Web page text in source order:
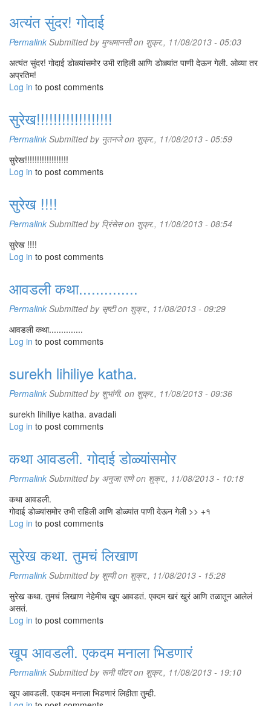
अत्यंत सुंदर! गोदाई
Permalink Submitted by मुग्धमानसीon शुक्र., 11/08/2013 - 05:03
अत्यंत सुंदर! गोदाई डोळ्यांसमोर उभी राहिली आणि डोळ्यांत पाणी देऊन गेली. ओव्या तर
अप्रतिम!
Log in to post comments
सुरेख!!!!!!!!!!!!!!!!!!
Permalink Submitted by नुतनजेon शुक्र., 11/08/2013 - 05:59
सुरेख!!!!!!!!!!!!!!!!!!
Log in to post comments
सुरेख !!!!
Permalink Submitted by प्रिंसेसon शुक्र., 11/08/2013 - 08:54
सुरेख !!!!
Log in to post comments
आवडली कथा..............
Permalink Submitted by सृष्टीon शुक्र., 11/08/2013 - 09:29
आवडली कथा..............
Log in to post comments
surekh lihiliye katha.
Permalink Submitted by शुभांगी. on शुक्र., 11/08/2013 - 09:36
surekh lihiliye katha. avadali
Log in to post comments
कथा आवडली. गोदाई डोळ्यांसमोर
Permalink Submitted by अनुजा राणेon शुक्र., 11/08/2013 - 10:18
कथा आवडली.
गोदाई डोळ्यांसमोर उभी राहिली आणि डोळ्यांत पाणी देऊन गेली >> +१
Log in to post comments
सुरेख कथा. तुमचं लिखाण
Permalink Submitted by शूम्पीon शुक्र., 11/08/2013 - 15:28
सुरेख कथा. तुमचं लिखाण नेहेमीच खूप आवडतं. एक्दम खरं खुरं आणि तळातून आलेलं
असतं.
Log in to post comments
खूप आवडली. एकदम मनाला भिडणारं
Permalink Submitted by रूनी पॉटरon शुक्र., 11/08/2013 - 19:10
खूप आवडली. एकदम मनाला भिडणारं लिहीता तुम्ही.